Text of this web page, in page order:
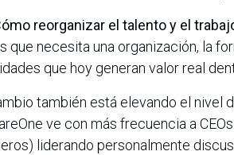
reorganizar el talento y el
que necesita una organización, la
que hoy generan valor real
también está elevando el nivel
ve con más frecuencia a
liderando personalmente